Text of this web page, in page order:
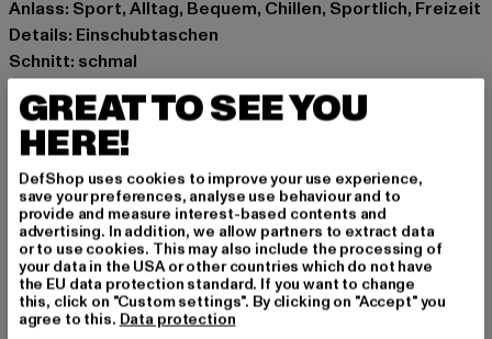
Anlass: Sport, Alltag, Bequem, Chillen, Sportlich, Freizeit
Details: Einschubtaschen
Schnitt: schmal
Kat.: Bekleidung
Farbe: grün
Hersteller Farbe: green
Materialzusammensetzung: 90% Lyocell, 10% Polyester
Art.Nr: 24054008-00110
Hersteller: Bestseller Textilhandels GmbH |
hamburg@bestseller.com
Modering 1,Haus A | 22457 Hamburg | DE
GREAT TO SEE YOU
HERE!
DefShop uses cookies to improve your use experience,
save your preferences, analyse use behaviour and to
provide and measure interest-based contents and
advertising. In addition, we allow partners to extract data
or to use cookies. This may also include the processing of
your data in the USA or other countries which do not have
the EU data protection standard. If you want to change
this, click on "Custom settings". By clicking on "Accept" you
agree to this. Data protection